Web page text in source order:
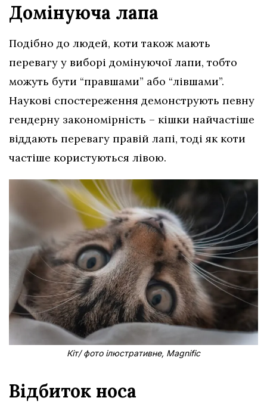
Домінуюча лапа
Подібно до людей, коти також мають
перевагу у виборі домінуючої лапи, тобто
можуть бути “правшами” або “лівшами”.
Наукові спостереження демонструють певну
гендерну закономірність – кішки найчастіше
віддають перевагу правій лапі, тоді як коти
частіше користуються лівою.
Кіт/ фото ілюстративне, Magnific
Відбиток носа